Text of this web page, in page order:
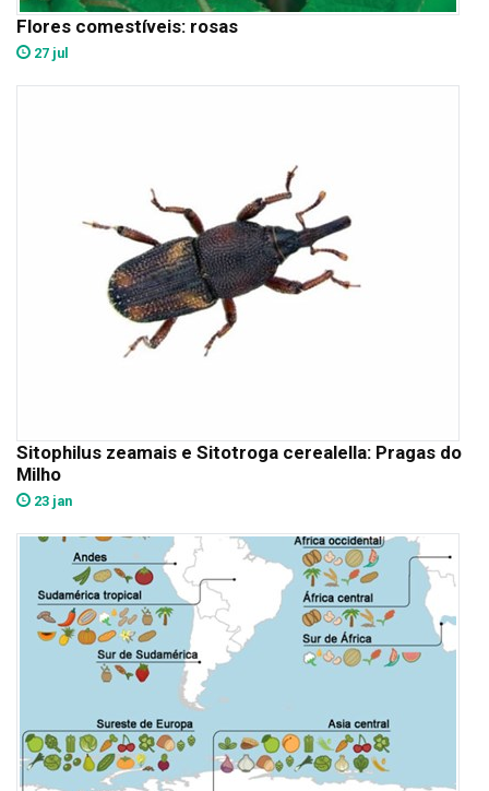
Flores comestíveis: rosas
27 jul
Sitophilus zeamais e Sitotroga cerealella: Pragas do
Milho
23 jan